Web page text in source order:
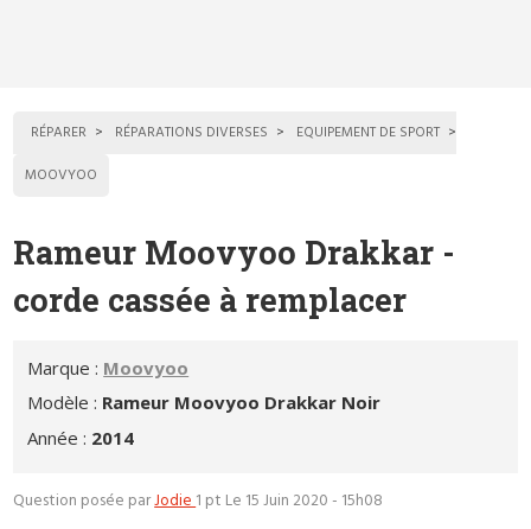
RÉPARER RÉPARATIONS DIVERSES
EQUIPEMENT DE SPORT
MOOVYOO
Rameur Moovyoo Drakkar -
corde cassée à remplacer
Marque : Moovyoo
Modèle : Rameur Moovyoo Drakkar Noir
Année : 2014
Question posée parJodie1 pt Le 15 Juin 2020 - 15h08